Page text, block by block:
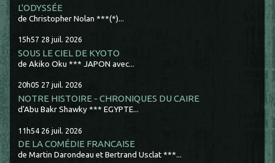
L'ODYSSÉE
de Christopher Nolan ***(*)...
15h57 28 juil. 2026
SOUS LE CIEL DE KYOTO
de Akiko Oku *** JAPON avec...
20h05 27 juil. 2026
NOTRE HISTOIRE - CHRONIQUES DU CAIRE
d'Abu Bakr Shawky *** EGYPTE...
11h54 26 juil. 2026
DE LA COMÉDIE FRANCAISE
de Martin Darondeau et Bertrand Usclat ***...